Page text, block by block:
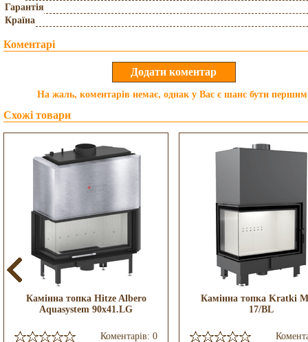
Гарантія
Країна
Коментарі
На жаль, коментарів немає, однак у Вас є шанс бути
Схожі товари
Камінна топка Hitze Albero
Aquasystem 90x41.LG
Коментарів: 0
Камінна топка Kratki
17/BL